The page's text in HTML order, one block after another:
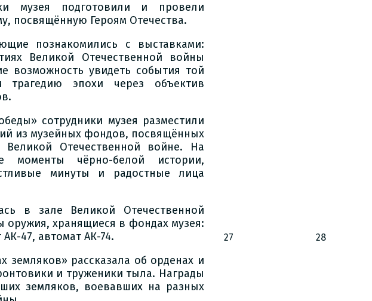
музея подготовили и провели
посвящённую Героям Отечества.
познакомились с выставками:
Великой Отечественной войны
возможность увидеть события той
трагедию эпохи через объектив
сотрудники музея разместили
из музейных фондов, посвящённых
Отечественной войне. На
моменты чёрно-белой истории,
минуты и радостные лица
в зале Великой Отечественной
хранящиеся в фондах музея:
47, автомат АК-74.
земляков» рассказала об орденах и
и труженики тыла. Награды
земляков, воевавших на разных
27 28